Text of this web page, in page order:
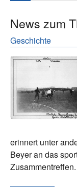
News zum
Geschichte
erinnert unter
Beyer an das
Zusammentreffen.